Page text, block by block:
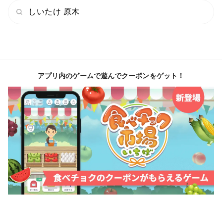
しいたけ 原木
アプリ内のゲームで遊んでクーポンをゲット！